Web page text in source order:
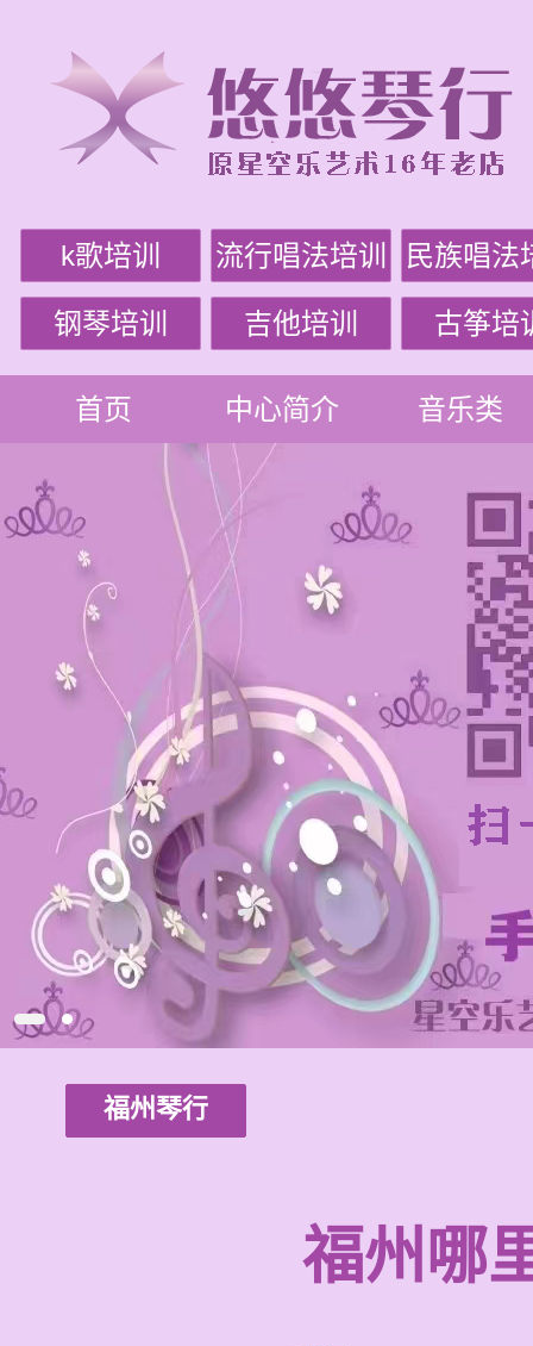
k歌培训 流行唱法培训 民族唱法
钢琴培训 吉他培训 古筝培
首页 中心简介 音乐类
福州琴行
福州哪